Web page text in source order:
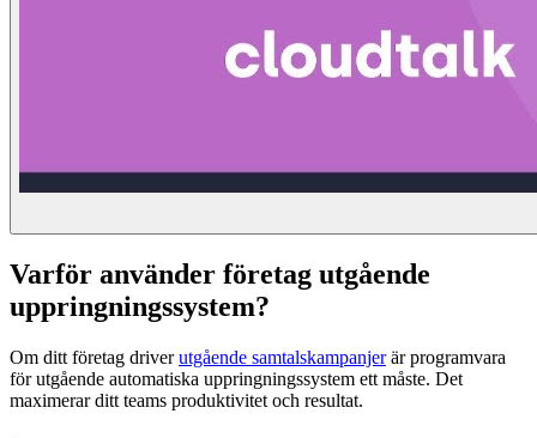
Varför använder företag utgående
uppringningssystem?
Om ditt företag driverutgående samtalskampanjerär programvara
för utgående automatiska uppringningssystem ett måste. Det
maximerar ditt teams produktivitet och resultat.